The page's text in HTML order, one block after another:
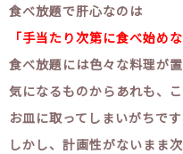
食べ放題で肝心なのは
「手当たり次第に食べ始めな
食べ放題には色々な料理が
気になるものからあれも、
お皿に取ってしまいがちです
しかし、計画性がないまま